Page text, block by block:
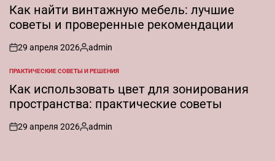
ВКак найти винтажную мебель: лучшие
советы и проверенные рекомендации
on
29 апреля 2026
Запись
admin
ОПУБЛИКОВАНО
В
ПРАКТИЧЕСКИЕ СОВЕТЫ И РЕШЕНИЯ
Как использовать цвет для зонирования
пространства: практические советы
on
29 апреля 2026
Запись
admin